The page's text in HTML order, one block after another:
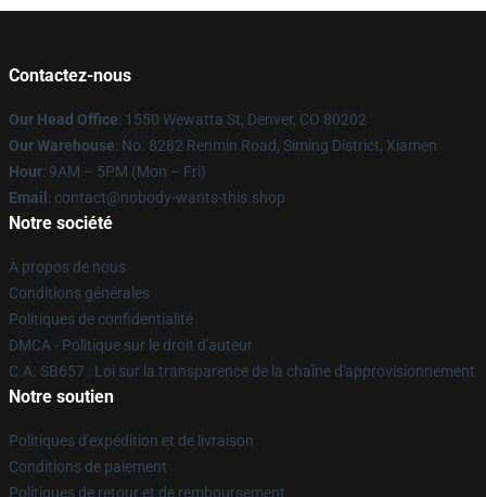
Contactez-nous
Our Head Office: 1550 Wewatta St, Denver, CO 80202
Our Warehouse: No. 8282 Renmin Road, Siming District, Xiamen
Hour: 9AM – 5PM (Mon – Fri)
Email : contact@nobody-wants-this.shop
Notre société
À propos de nous
Conditions générales
Politiques de confidentialité
DMCA - Politique sur le droit d'auteur
C.A. SB657 : Loi sur la transparence de la chaîne d'approvisionnement
Notre soutien
Politiques d'expédition et de livraison
Conditions de paiement
Politiques de retour et de remboursement